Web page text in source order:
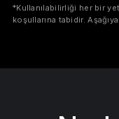
*Kullanılabilirliği her bir
koşullarına tabidir. Aşağıya